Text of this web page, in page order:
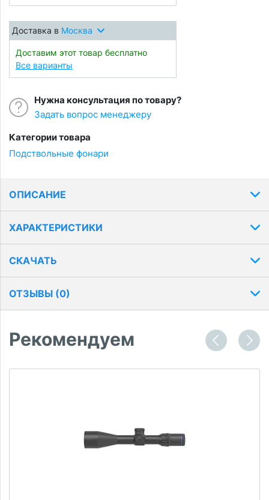
Доставка в Москва
Доставим этот товар бесплатно
Все варианты
Нужна консультация по товару?
Задать вопрос менеджеру
Категории товара
Подствольные фонари
ОПИСАНИЕ
ХАРАКТЕРИСТИКИ
СКАЧАТЬ
ОТЗЫВЫ (0)
Рекомендуем